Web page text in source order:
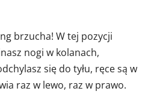
brzucha! W tej pozycji
nogi w kolanach,
się do tyłu, ręce są w
raz w lewo, raz w prawo.